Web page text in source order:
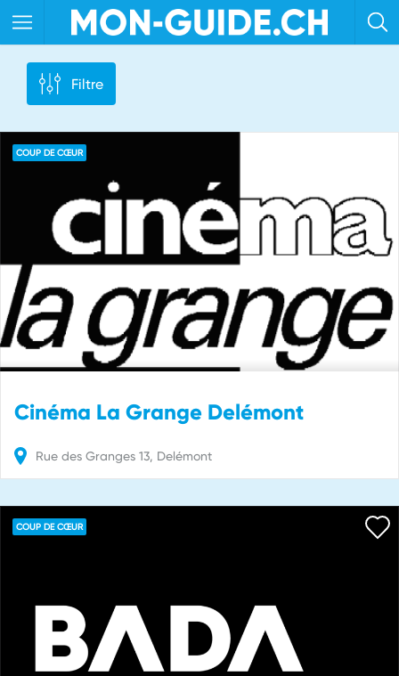
Filtre
COUP DE CŒUR
Cinéma La Grange Delémont
Rue des Granges 13 Delémont
COUP DE CŒUR